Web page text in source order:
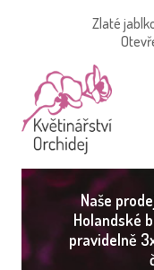
Zlaté
Naše
Holandské
pravidelně